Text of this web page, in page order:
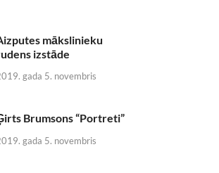
mākslinieku
izstāde
gada 5. novembris
Brumsons “Portreti”
gada 5. novembris